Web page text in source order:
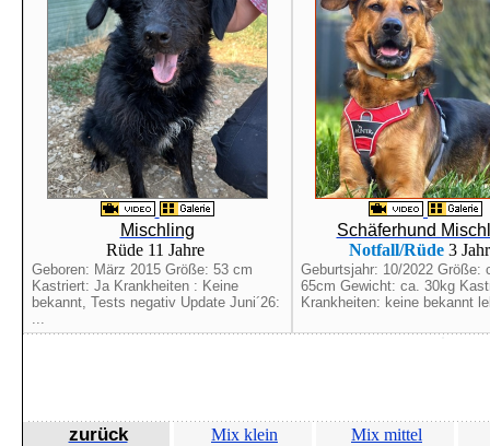
Mischling
Rüde 11 Jahre
Geboren: März 2015 Größe: 53 cm
Kastriert: Ja Krankheiten : Keine
bekannt, Tests negativ Update Juni´26:
...
Schäferhund
Notfall/Rüde 3
Geburtsjahr: 10/2022 Größe:
65cm Gewicht: ca. 30kg
Krankheiten: keine bekannt
zurück Mix klein
Mix mittel